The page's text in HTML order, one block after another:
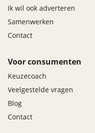
Ik wil ook adverteren
Samenwerken
Contact
Voor consumenten
Keuzecoach
Veelgestelde vragen
Blog
Contact